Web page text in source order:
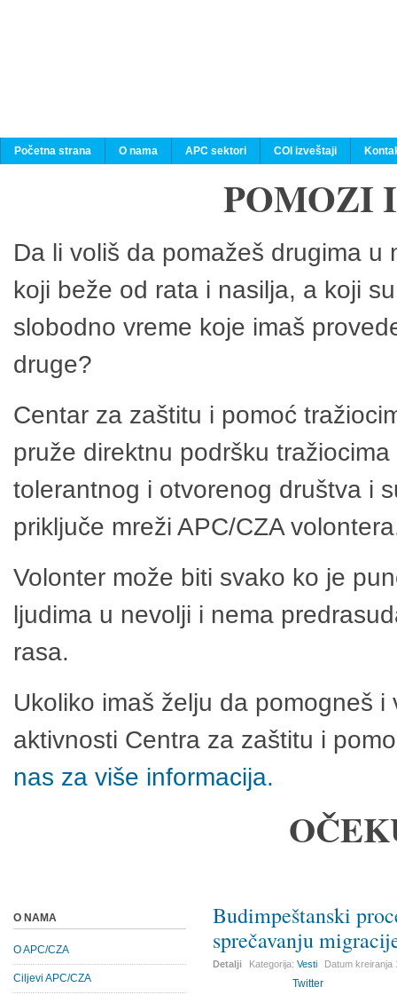
Početna strana O nama APC sektori COI izveštaji
POMOZI
Da li voliš da pomažeš drugima
koji beže od rata i nasilja, a koji
slobodno vreme koje imaš
druge?
Centar za zaštitu i pomoć
pruže direktnu podršku
tolerantnog i otvorenog društva i
priključe mreži APC/CZA
Volonter može biti svako ko je
ljudima u nevolji i nema
rasa.
Ukoliko imaš želju da pomogneš
aktivnosti Centra za zaštitu i
nas za više informacija.
Budimpeštanski
sprečavanju
Detalji Kategorija:Vesti Datum kreiranja
Twitter
O NAMA
O APC/CZA
Ciljevi APC/CZA